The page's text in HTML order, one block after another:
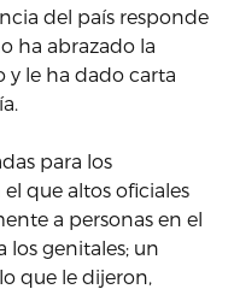
del país responde
ha abrazado la
y le ha dado carta
para los
que altos oficiales
a personas en el
los genitales; un
que le dijeron,